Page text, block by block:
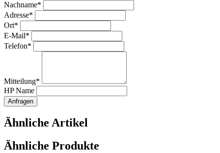
Nachname*
Adresse*
Ort*
E-Mail*
Telefon*
Mitteilung*
HP Name
Anfragen
Ähnliche Artikel
Ähnliche Produkte